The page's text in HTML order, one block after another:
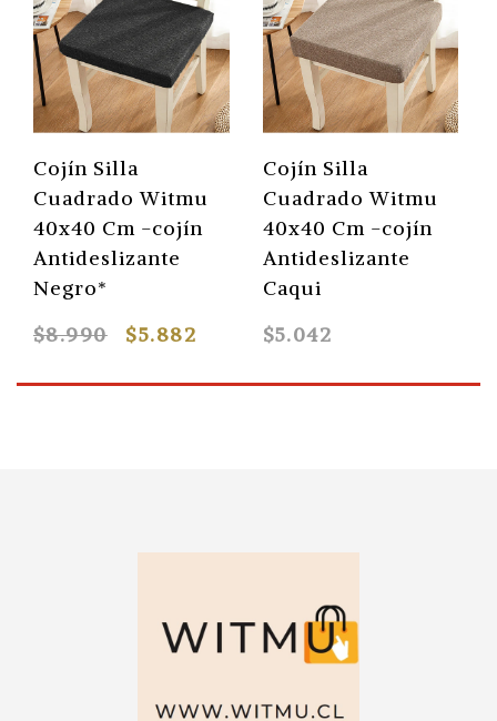
Cojín Silla
Cuadrado Witmu
40x40 Cm -cojín
Antideslizante
Negro*
$8.990
$5.882
Cojín Silla
Cuadrado Witmu
40x40 Cm -cojín
Antideslizante
Caqui
$5.042